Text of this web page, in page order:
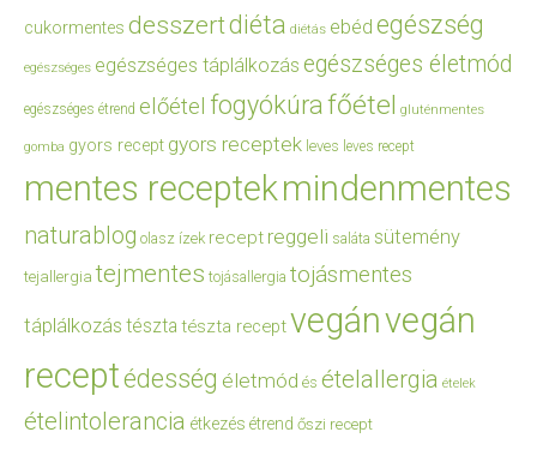
cukormentes desszertdiéta diétás ebéd egészség
egészséges egészséges táplálkozás egészséges életmód
egészséges étrend előétel fogyókúrafőétel gluténmentes
gomba gyors recept gyors receptek leves leves recept
mentes receptekmindenmentes
naturablog olasz ízek recept reggeli saláta sütemény
tejallergia tejmentes tojásallergia tojásmentes
táplálkozás tészta tészta receptvegánvegán
receptédesség életmód és ételallergia ételek
ételintolerancia étkezés étrend őszi recept